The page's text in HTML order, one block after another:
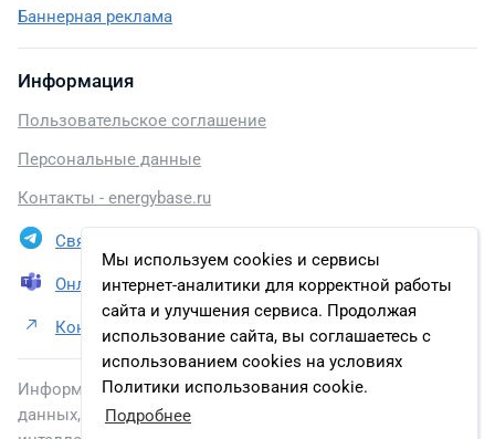
Мы используем cookies и сервисы
интернет-аналитики для корректной работы
сайта и улучшения сервиса. Продолжая
использование сайта, вы соглашаетесь с
использованием cookies на условиях
Политики использования cookie.
Подробнее
Баннерная реклама
Информация
Пользовательское соглашение
Персональные данные
Контакты - energybase.ru
Связаться в Telegram
Онлайн презентация
Контакты Промышленная Группа «Метран»
Информация, размещенная на сайте, включена в базу
данных, зарегистрированную в Федеральной службе по